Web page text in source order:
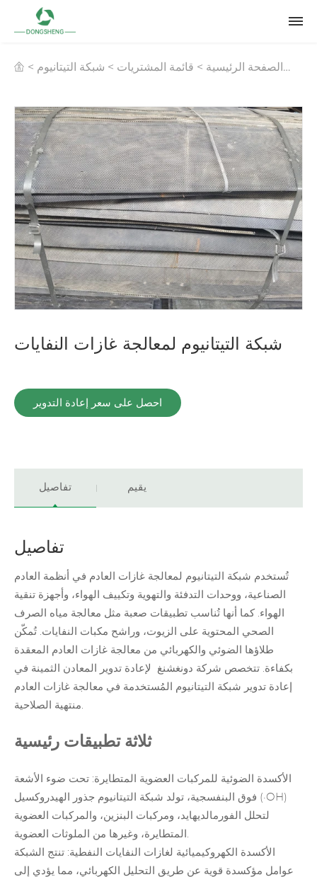
الصفحة الرئيسية > قائمة المشتريات > شبكة التيتانيوم >
شبكة التيتانيوم لمعالجة غازات النفايات
شبكة التيتانيوم لمعالجة غازات النفايات
احصل على سعر إعادة التدوير
تفاصيل يقيم
تفاصيل
تُستخدم شبكة التيتانيوم لمعالجة غازات العادم في أنظمة العادم
الصناعية، ووحدات التدفئة والتهوية وتكييف الهواء، وأجهزة تنقية
الهواء. كما أنها تُناسب تطبيقات صعبة مثل معالجة مياه الصرف
الصحي المحتوية على الزيوت، وراشح مكبات النفايات. تُمكّن
طلاؤها الضوئي والكهربائي من معالجة غازات العادم المعقدة
بكفاءة. تتخصص شركة دونغشنغ
لإعادة تدوير المعادن الثمينة في
إعادة تدوير شبكة التيتانيوم المُستخدمة في معالجة غازات العادم
ثلاثة تطبيقات رئيسية
الأكسدة الضوئية للمركبات العضوية المتطايرة: تحت ضوء الأشعة
فوق البنفسجية، تولد شبكة التيتانيوم جذور الهيدروكسيل (·OH)
لتحلل الفورمالديهايد، ومركبات البنزين، والمركبات العضوية
الأكسدة الكهروكيميائية لغازات النفايات النفطية: تنتج الشبكة
عوامل مؤكسدة قوية عن طريق التحليل الكهربائي، مما يؤدي إلى